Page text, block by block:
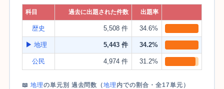
科目 過去に出題された件数 出題率
歴史 5,508 件 34.6%
▶地理 5,443 件 34.2%
公民 4,974 件 31.2%
📖 地理の単元別 過去問数（地理 内での割合・全17単元）